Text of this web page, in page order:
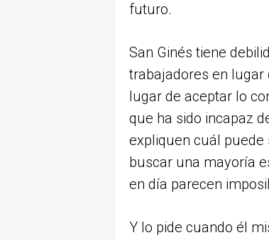
futuro.
San Ginés tiene
trabajadores en lugar
lugar de aceptar lo
que ha sido incapaz
expliquen cuál puede
buscar una mayoría
en día parecen
Y lo pide cuando él